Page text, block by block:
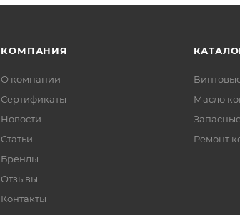
КОМПАНИЯ
О компании
Сертификаты
Новости
Статьи
Бренды
Отзывы
Контакты
Масло
Ремонт